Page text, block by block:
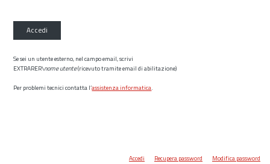
Accedi
Se sei un utente esterno, nel campo email, scrivi
EXTRARER\nome utente(ricevuto tramite email di abilitazione)
Per problemi tecnici contatta l’assistenza informatica.
Accedi Recupera password Modifica password